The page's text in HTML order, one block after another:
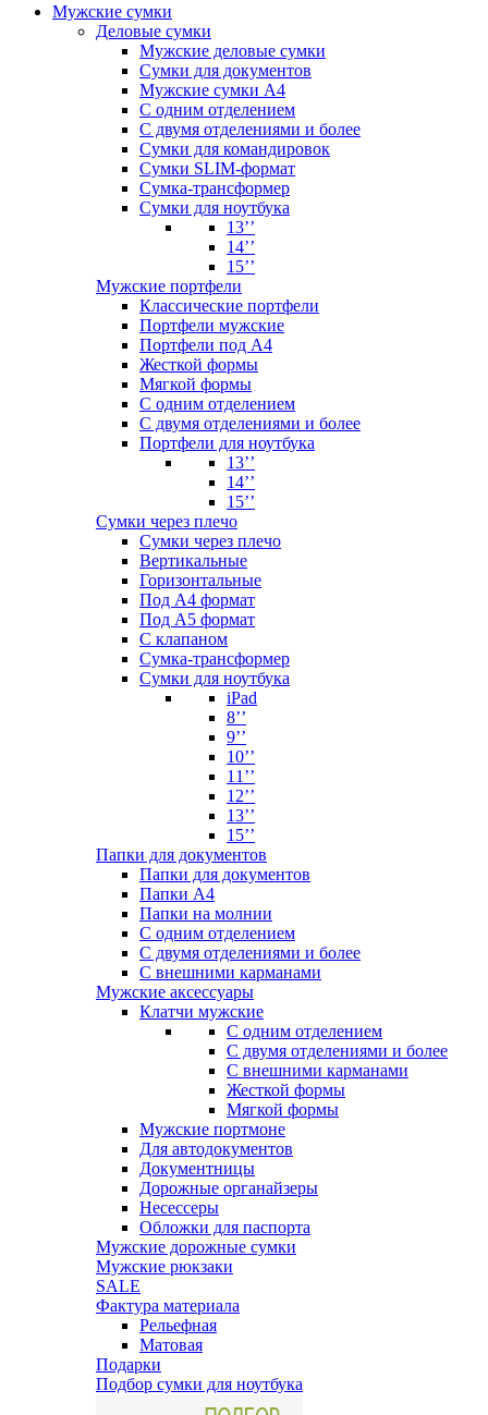
Мужские сумки
Деловые сумки
Мужские деловые сумки
Сумки для документов
Мужские сумки А4
С одним отделением
С двумя отделениями и более
Сумки для командировок
Сумки SLIM-формат
Сумка-трансформер
Сумки для ноутбука
13’’
14’’
15’’
Мужские портфели
Классические портфели
Портфели мужские
Портфели под А4
Жесткой формы
Мягкой формы
С одним отделением
С двумя отделениями и более
Портфели для ноутбука
13’’
14’’
15’’
Сумки через плечо
Сумки через плечо
Вертикальные
Горизонтальные
Под А4 формат
Под А5 формат
С клапаном
Сумка-трансформер
Сумки для ноутбука
iPad
8’’
9’’
10’’
11’’
12’’
13’’
15’’
Папки для документов
Папки для документов
Папки А4
Папки на молнии
С одним отделением
С двумя отделениями и более
С внешними карманами
Мужские аксессуары
Клатчи мужские
С одним отделением
С двумя отделениями и более
С внешними карманами
Жесткой формы
Мягкой формы
Мужские портмоне
Для автодокументов
Документницы
Дорожные органайзеры
Несессеры
Обложки для паспорта
Мужские дорожные сумки
Мужские рюкзаки
SALE
Фактура материала
Рельефная
Матовая
Подарки
Подбор сумки для ноутбука